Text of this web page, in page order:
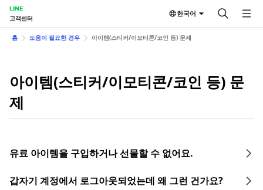
LINE
고객센터
한국어
홈 도움이 필요한 경우 아이템(스티커/이모티콘/코인 등) 문제
아이템(스티커/이모티콘/코인 등) 문
제
유료 아이템을 구입하거나 선물할 수 없어요.
갑자기 계정에서 로그아웃되었는데 왜 그런 건가요?